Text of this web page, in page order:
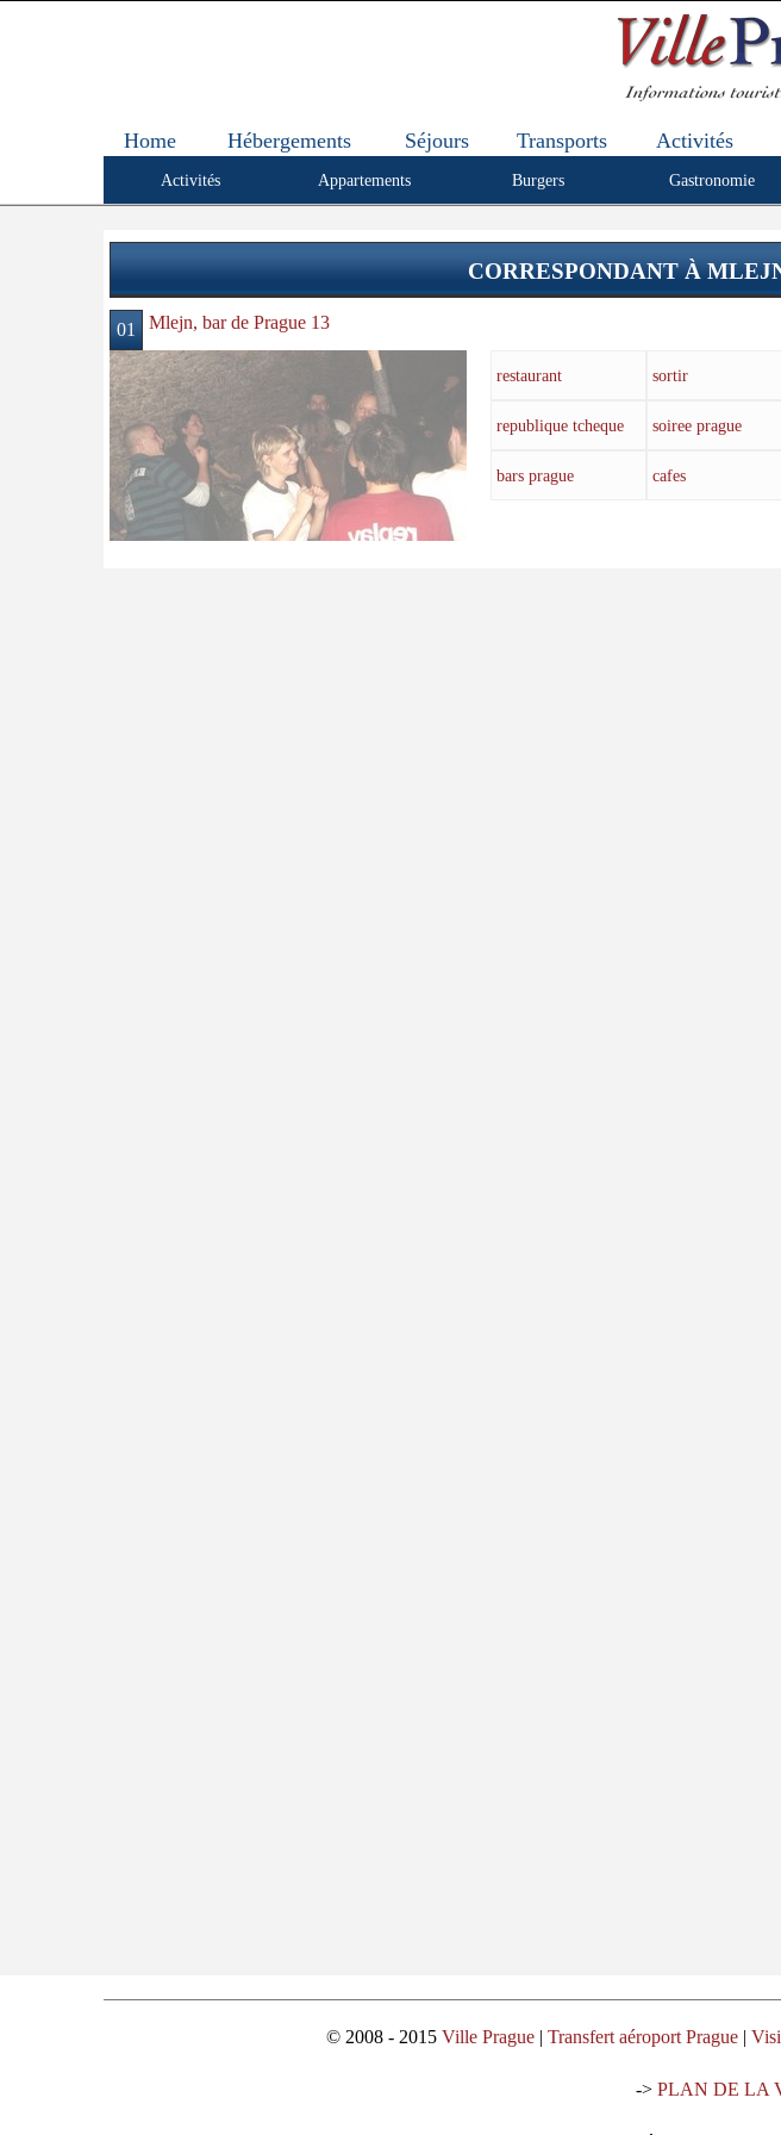
Home Hébergements Séjours Transports Activités
Activités Appartements Burgers Gastronomie
CORRESPONDANT À
01 Mlejn, bar de Prague 13
restaurant sortir
republique tcheque soiree prague
bars prague cafes
© 2008 - 2015 Ville Prague| Transfert aéroport Prague|
-> PLAN DE LA